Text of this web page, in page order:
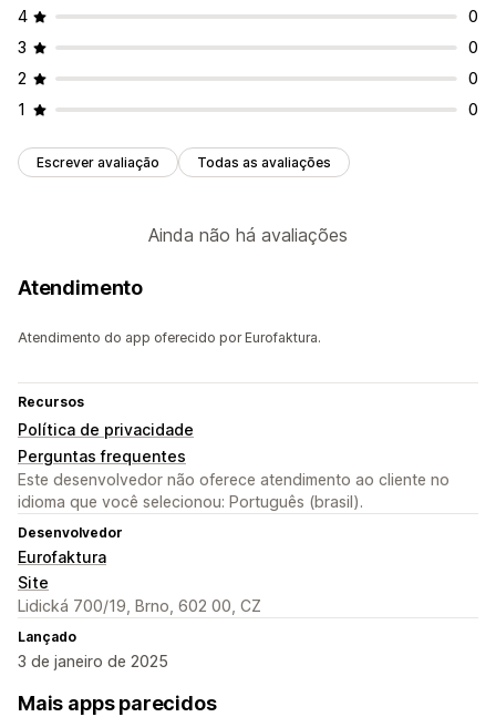
Atendimento ao cliente
Gestão de estoque
Sincronização em tempo real De vários locais
Acompanhamento de lote Datas de vencimento
Relatórios Visão geral do valor Reserva de estoques
Gestão de custos
Acompanhamento de despesas
Consolidação financeira
Cálculo de tributo
4
0
3
0
2
0
1
0
Escrever avaliação Todas as avaliações
Ainda não há avaliações
Atendimento
Atendimento do app oferecido por Eurofaktura.
Recursos
Política de privacidade
Perguntas frequentes
Este desenvolvedor não oferece atendimento ao cliente no
idioma que você selecionou: Português (brasil).
Desenvolvedor
Eurofaktura
Site
Lidická 700/19, Brno, 602 00, CZ
Lançado
3 de janeiro de 2025
Mais apps parecidos